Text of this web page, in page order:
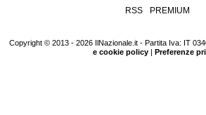
RSS
PREMIUM
Copyright © 2013 - 2026 IlNazionale.it - Partita Iva: IT
e cookie policy| Preferenze